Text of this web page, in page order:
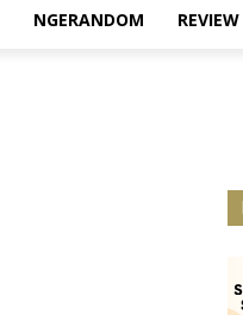
NGERANDOM REVIEW